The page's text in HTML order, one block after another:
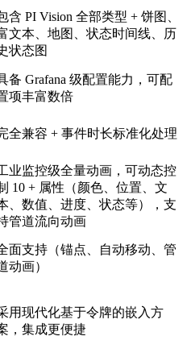
含 PI Vision 全部类型 + 饼图、
文本、地图、状态时间线、历
状态图
备 Grafana 级配置能力，可配
项丰富数倍
全兼容 + 事件时长标准化处理
业监控级全量动画，可动态控
10 + 属性（颜色、位置、文
、数值、进度、状态等），支
管道流向动画
面支持（锚点、自动移动、管
动画）
用现代化基于令牌的嵌入方
，集成更便捷